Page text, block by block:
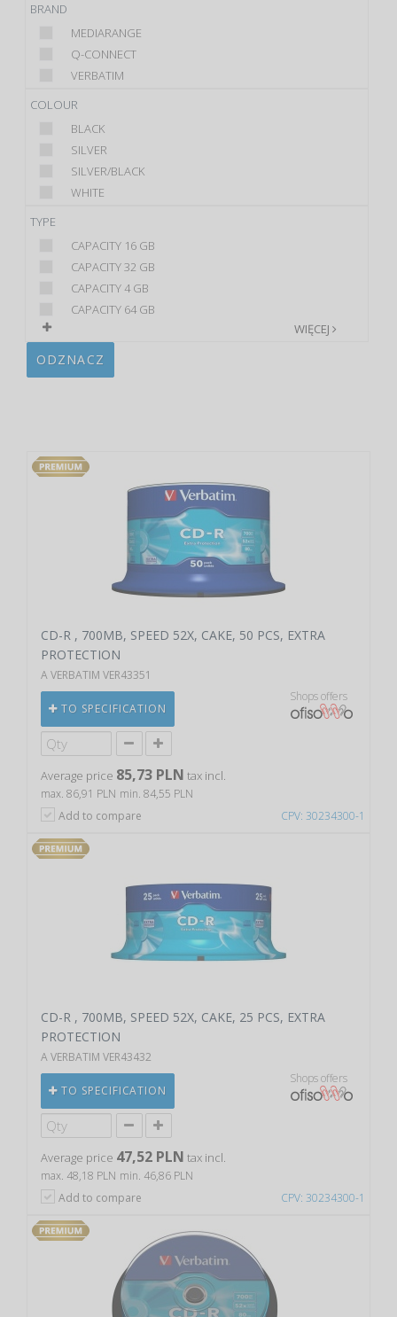
BRAND
MEDIARANGE
Q-CONNECT
VERBATIM
COLOUR
BLACK
SILVER
SILVER/BLACK
WHITE
TYPE
CAPACITY 16 GB
CAPACITY 32 GB
CAPACITY 4 GB
CAPACITY 64 GB
WIĘCEJ
ODZNACZ
CPV: 30234300-1
CD-R , 700MB, SPEED 52X, CAKE, 50 PCS, EXTRA
PROTECTION
A VERBATIM VER43351
TO SPECIFICATION
Shops offers
Average price 85,73 PLN tax incl.
max. 86,91 PLN min. 84,55 PLN
Add to compare
CPV: 30234300-1
CD-R , 700MB, SPEED 52X, CAKE, 25 PCS, EXTRA
PROTECTION
A VERBATIM VER43432
TO SPECIFICATION
Shops offers
Average price 47,52 PLN tax incl.
max. 48,18 PLN min. 46,86 PLN
Add to compare